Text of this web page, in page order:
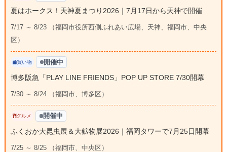
夏はホークス！天神夏まつり2026｜7月17日から天神で開催
7/17 ～ 8/23 （福岡市役所西側ふれあい広場、天神、福岡市、中央
区）
買い物 開催中
博多阪急「PLAY LINE FRIENDS」POP UP STORE 7/30開幕
7/30 ～ 8/24 （福岡市、博多区）
グルメ 開催中
ふくおか大昆虫展＆大鉱物展2026｜福岡タワーで7月25日開幕
7/25 ～ 8/25 （福岡市、中央区）